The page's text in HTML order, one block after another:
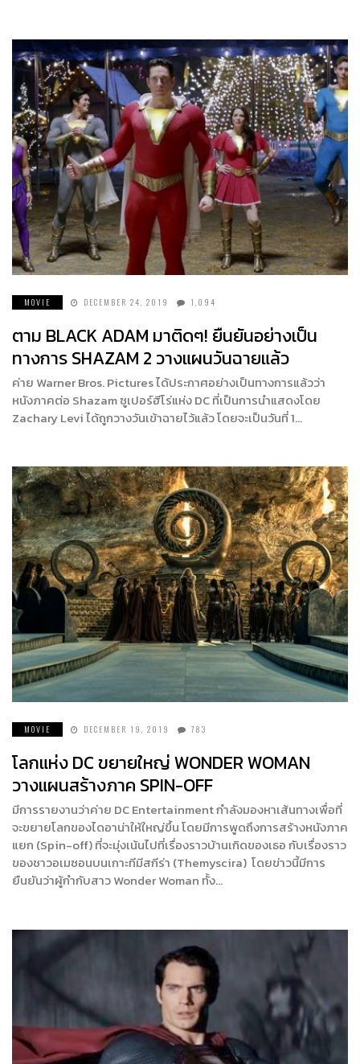
MOVIE DECEMBER 24, 2019 1,094
ตาม BLACK ADAM มาติดๆ! ยืนยันอย่างเป็น
ทางการ SHAZAM 2 วางแผนวันฉายแล้ว
ค่าย Warner Bros. Pictures ได้ประกาศอย่างเป็นทางการแล้วว่า
หนังภาคต่อ Shazam ซูเปอร์ฮีโร่แห่ง DC ที่เป็นการนำแสดงโดย
Zachary Levi ได้ถูกวางวันเข้าฉายไว้แล้ว โดยจะเป็นวันที่ 1…
MOVIE DECEMBER 19, 2019 783
โลกแห่ง DC ขยายใหญ่ WONDER WOMAN
วางแผนสร้างภาค SPIN-OFF
มีการรายงานว่าค่าย DC Entertainment กำลังมองหาเส้นทางเพื่อที่
จะขยายโลกของไดอาน่าให้ใหญ่ขึ้น โดยมีการพูดถึงการสร้างหนังภาค
แยก (Spin-off) ที่จะมุ่งเน้นไปที่เรื่องราวบ้านเกิดของเธอ กับเรื่องราว
ของชาวอเมซอนบนเกาะทีมีสกีร่า (Themyscira) โดยข่าวนี้มีการ
ยืนยันว่าผู้กำกับสาว Wonder Woman ทั้ง…